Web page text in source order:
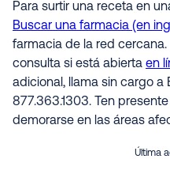
Para surtir una receta en
Buscar una farmacia (en
farmacia de la red
consulta si está abierta en
adicional, llama sin cargo a
877.363.1303. Ten
demorarse en las áreas
Última